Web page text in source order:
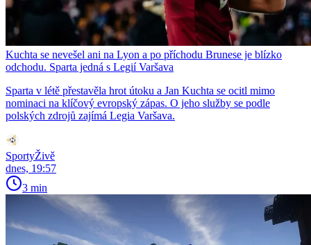
Kuchta se nevešel ani na Lyon a po příchodu Brunese je blízko
odchodu. Sparta jedná s Legií Varšava
Sparta v létě přestavěla hrot útoku a Jan Kuchta se ocitl mimo
nominaci na klíčový evropský zápas. O jeho služby se podle
polských zdrojů zajímá Legia Varšava.
SportyŽivě
dnes, 19:57
3 min